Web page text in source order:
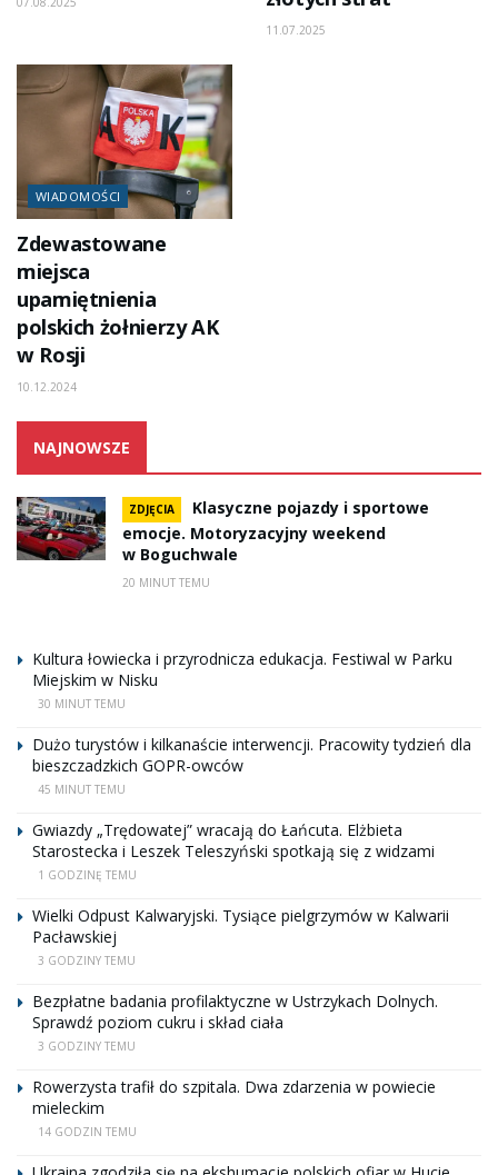
11.07.2025
WIADOMOŚCI
Zdewastowane
miejsca
upamiętnienia
polskich żołnierzy AK
w Rosji
10.12.2024
NAJNOWSZE
ZDJĘCIA
Klasyczne pojazdy i sportowe
emocje. Motoryzacyjny weekend
w Boguchwale
20 MINUT TEMU
Kultura łowiecka i przyrodnicza edukacja. Festiwal w Parku
Miejskim w Nisku
30 MINUT TEMU
Dużo turystów i kilkanaście interwencji. Pracowity tydzień dla
bieszczadzkich GOPR-owców
45 MINUT TEMU
Gwiazdy „Trędowatej” wracają do Łańcuta. Elżbieta
Starostecka i Leszek Teleszyński spotkają się z widzami
1 GODZINĘ TEMU
Wielki Odpust Kalwaryjski. Tysiące pielgrzymów w Kalwarii
Pacławskiej
3 GODZINY TEMU
Bezpłatne badania profilaktyczne w Ustrzykach Dolnych.
Sprawdź poziom cukru i skład ciała
3 GODZINY TEMU
Rowerzysta trafił do szpitala. Dwa zdarzenia w powiecie
mieleckim
14 GODZIN TEMU